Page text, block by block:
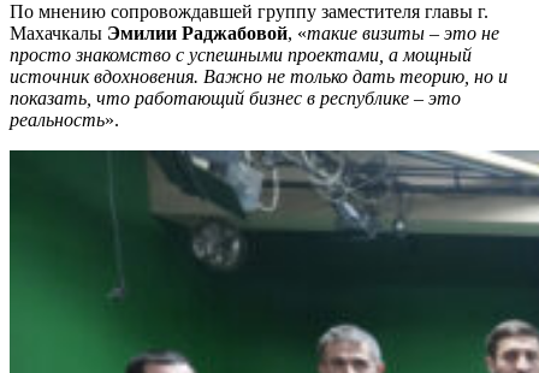
По мнению сопровождавшей группу заместителя главы г.
Махачкалы Эмилии Раджабовой, «такие визиты – это не
просто знакомство с успешными проектами, а мощный
источник вдохновения. Важно не только дать теорию, но и
показать, что работающий бизнес в республике – это
реальность».